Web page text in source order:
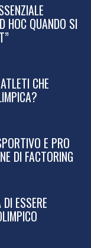
HOC QUANDO SI
CHE
E PRO
DI FACTORING
ESSERE